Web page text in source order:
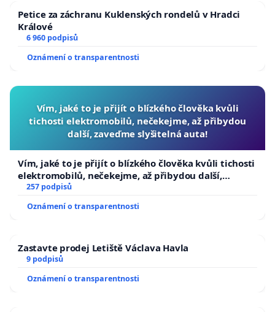
Petice za záchranu Kuklenských rondelů v Hradci
Králové
6 960 podpisů
Oznámení o transparentnosti
Vím, jaké to je přijít o blízkého člověka kvůli
tichosti elektromobilů, nečekejme, až přibydou
další, zaveďme slyšitelná auta!
Vím, jaké to je přijít o blízkého člověka kvůli tichosti
elektromobilů, nečekejme, až přibydou další,
zaveďme slyšitelná auta!
257 podpisů
Oznámení o transparentnosti
Zastavte prodej Letiště Václava Havla
9 podpisů
Oznámení o transparentnosti